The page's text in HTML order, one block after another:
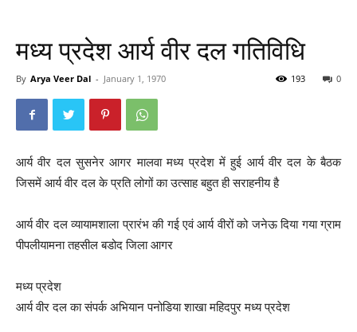
मध्य प्रदेश आर्य वीर दल गतिविधि
By Arya Veer Dal - January 1, 1970 0
193
आर्य वीर दल सुसनेर आगर मालवा मध्य प्रदेश में हुई आर्य वीर दल के बैठक
जिसमें आर्य वीर दल के प्रति लोगों का उत्साह बहुत ही सराहनीय है
आर्य वीर दल व्यायामशाला प्रारंभ की गई एवं आर्य वीरों को जनेऊ दिया गया ग्राम
पीपलीयामना तहसील बडोद जिला आगर
मध्य प्रदेश
आर्य वीर दल का संपर्क अभियान पनोडिया शाखा महिदपुर मध्य प्रदेश